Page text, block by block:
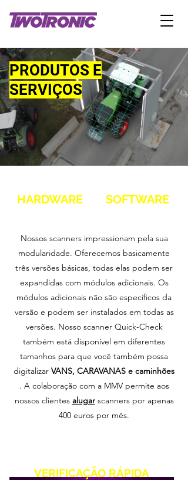
PRODUTOS E
SERVIÇOS
HARDWARE SOFTWARE
Nossos scanners impressionam pela sua
modularidade. Oferecemos basicamente
três versões básicas, todas elas podem ser
expandidas com módulos adicionais. Os
módulos adicionais não são específicos da
versão e podem ser instalados em todas as
versões. Nosso scanner Quick-Check
também está disponível em diferentes
tamanhos para que você também possa
digitalizar VANS, CARAVANAS e caminhões
. A colaboração com a MMV permite aos
nossos clientes alugarscanners por apenas
400 euros por mês.
VERIFICAÇÃO RÁPIDA